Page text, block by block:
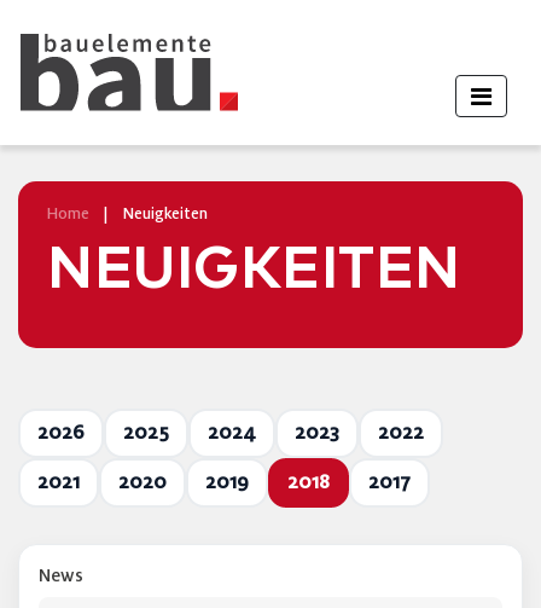
Home Neuigkeiten
NEUIGKEITEN
2026 2025 2024 2023 2022
2021 2020 2019 2018 2017
News